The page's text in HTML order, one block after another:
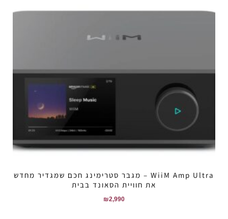
WiiM Amp Ultra – מגבר סטרימינג חכם שמגדיר מחדש
את חוויית הסאונד בבית
₪2,990